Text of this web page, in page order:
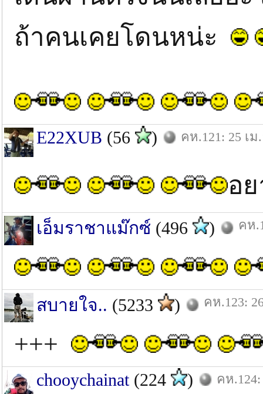
ถ้าคนเคยโดนหน่ะ
E22XUB (56 ) คห.121: 25 เม
อ
เอ็มราชาแม๊กซ์ (496 ) คห
สบายใจ.. (5233 ) คห.123:
+++
chooychainat(224 ) คห.124: